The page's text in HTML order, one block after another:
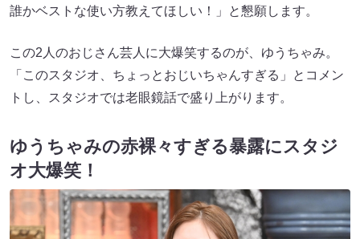
誰かベストな使い方教えてほしい！」と懇願します。
この2人のおじさん芸人に大爆笑するのが、ゆうちゃみ。
「このスタジオ、ちょっとおじいちゃんすぎる」とコメン
トし、スタジオでは老眼鏡話で盛り上がります。
ゆうちゃみの赤裸々すぎる暴露にスタジ
オ大爆笑！